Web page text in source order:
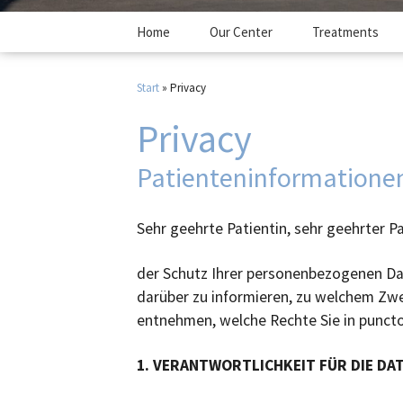
SkipHome Our Center Treatments
Start » Privacy
Privacy
Sehr geehrte Patientin, sehr geehrter
der Schutz Ihrer personenbezogenen
darüber zu informieren, zu welchem
entnehmen, welche Rechte Sie in
1. VERANTWORTLICHKEIT FÜR DIE